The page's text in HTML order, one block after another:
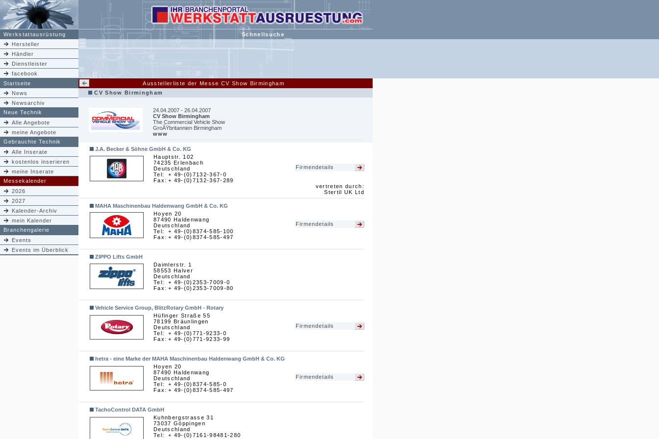
Werkstattausrüstung
Schnellsuche
Hersteller
Händler
Dienstleister
facebook
Startseite
Ausstellerliste der Messe CV Show Birmingham
News
Newsarchiv
Neue Technik
Alle Angebote
meine Angebote
Gebrauchte Technik
Alle Inserate
kostenlos inserieren
meine Inserate
Messekalender
2026
2027
Kalender-Archiv
mein Kalender
Branchengalerie
Events
Events im Überblick
CV Show Birmingham
24.04.2007 - 26.04.2007
CV Show Birmingham
The Commercial Vehicle Show
GroÃŸbritannien Birmingham
www
J.A. Becker & Söhne GmbH & Co. KG
Hauptstr. 102
74235 Erlenbach
Deutschland
Firmendetails
Tel:
Fax:
+ 49-(0)7132-367-0
+ 49-(0)7132-367-289
vertreten durch:
Stertil UK Ltd
MAHA Maschinenbau Haldenwang GmbH & Co. KG
Hoyen 20
87490 Haldenwang
Deutschland
Firmendetails
Tel:
Fax:
+ 49-(0)8374-585-100
+ 49-(0)8374-585-497
ZIPPO Lifts GmbH
Daimlerstr. 1
58553 Halver
Deutschland
Tel:
Fax:
+ 49-(0)2353-7009-0
+ 49-(0)2353-7009-80
Vehicle Service Group, BlitzRotary GmbH - Rotary
Hüfinger Straße 55
78199 Bräunlingen
Deutschland
Firmendetails
Tel:
Fax:
+ 49-(0)771-9233-0
+ 49-(0)771-9233-99
hetra - eine Marke der MAHA Maschinenbau Haldenwang GmbH & Co. KG
Hoyen 20
87490 Haldenwang
Deutschland
Firmendetails
Tel:
Fax:
+ 49-(0)8374-585-0
+ 49-(0)8374-585-497
TachoControl DATA GmbH
Kuhnbergstrasse 31
73037 Göppingen
Deutschland
Tel:
+ 49-(0)7161-98481-280